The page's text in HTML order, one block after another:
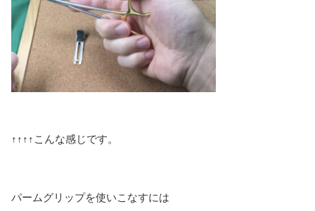
↑↑↑↑こんな感じです。
パームグリップを使いこなすには